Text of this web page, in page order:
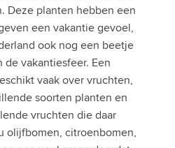
Deze planten hebben een
een vakantie gevoel,
ook nog een beetje
de vakantiesfeer. Een
vaak over vruchten,
soorten planten en
vruchten die daar
olijfbomen, citroenbomen,